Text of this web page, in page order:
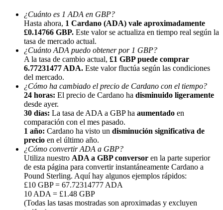
Referencia
Invita a un amigo para recibir recompensas en efectivo
BTC Welcome Rewards
BTC Welcome Rewards
¿Cuánto es 1 ADA en GBP?
Hasta ahora, 1 Cardano (ADA) vale aproximadamente
£0.14766 GBP. Este valor se actualiza en tiempo real según la
tasa de mercado actual.
¿Cuánto ADA puedo obtener por 1 GBP?
A la tasa de cambio actual, £1 GBP puede comprar
6.77231477 ADA. Este valor fluctúa según las condiciones
del mercado.
¿Cómo ha cambiado el precio de Cardano con el tiempo?
24 horas: El precio de Cardano ha disminuido ligeramente
desde ayer.
30 días: La tasa de ADA a GBP ha aumentado en
comparación con el mes pasado.
1 año: Cardano ha visto un disminución significativa de
precio en el último año.
¿Cómo convertir ADA a GBP?
Utiliza nuestro ADA a GBP conversor en la parte superior
de esta página para convertir instantáneamente Cardano a
Pound Sterling. Aquí hay algunos ejemplos rápidos:
£10 GBP = 67.72314777 ADA
10 ADA = £1.48 GBP
(Todas las tasas mostradas son aproximadas y excluyen